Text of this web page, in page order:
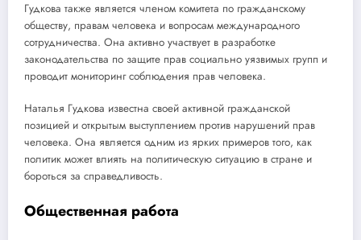
Гудкова также является членом комитета по гражданскому
обществу, правам человека и вопросам международного
сотрудничества. Она активно участвует в разработке
законодательства по защите прав социально уязвимых групп и
проводит мониторинг соблюдения прав человека.
Наталья Гудкова известна своей активной гражданской
позицией и открытым выступлением против нарушений прав
человека. Она является одним из ярких примеров того, как
политик может влиять на политическую ситуацию в стране и
бороться за справедливость.
Общественная работа